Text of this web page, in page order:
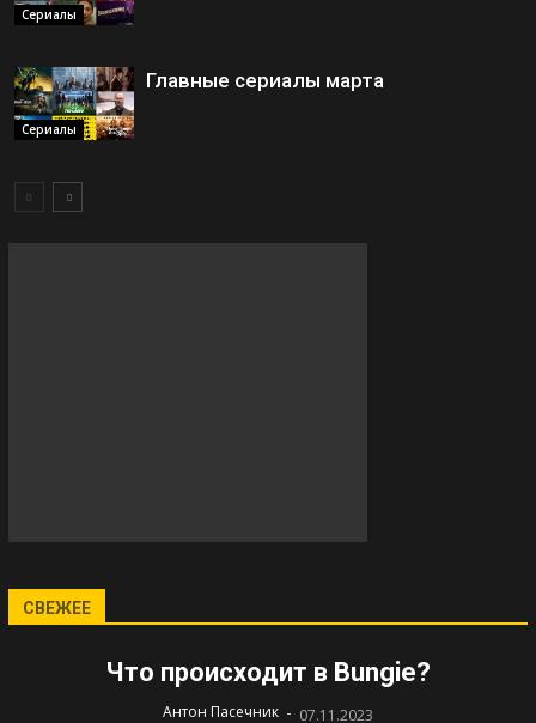
Сериалы
Сериалы
Главные сериалы марта
СВЕЖЕЕ
Что происходит в Bungie?
Антон Пасечник - 07.11.2023